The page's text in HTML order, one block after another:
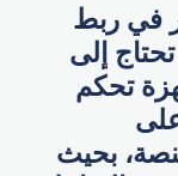
في ربط
إلى
تحكم
بحيث